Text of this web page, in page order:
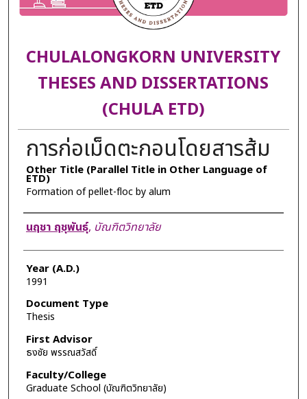
CHULALONGKORN UNIVERSITY
THESES AND DISSERTATIONS
(CHULA ETD)
การก่อเม็ดตะกอนโดยสารส้ม
Other Title (Parallel Title in Other Language of
ETD)
Formation of pellet-floc by alum
Author
นฤชา ฤชุพันธุ์, บัณฑิตวิทยาลัย
Year (A.D.)
1991
Document Type
Thesis
First Advisor
ธงชัย พรรณสวัสดิ์
Faculty/College
Graduate School (บัณฑิตวิทยาลัย)